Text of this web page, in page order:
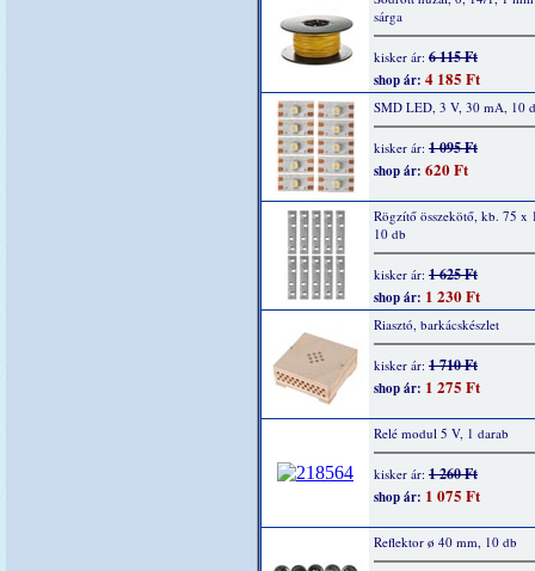
sárga
kisker ár: 6 115 Ft
shop ár: 4 185 Ft
SMD LED, 3 V, 30 mA, 10
kisker ár: 1 095 Ft
shop ár: 620 Ft
Rögzítő összekötő, kb. 75 x
10 db
kisker ár: 1 625 Ft
shop ár: 1 230 Ft
Riasztó, barkácskészlet
kisker ár: 1 710 Ft
shop ár: 1 275 Ft
Relé modul 5 V, 1 darab
kisker ár: 1 260 Ft
shop ár: 1 075 Ft
Reflektor ø 40 mm, 10 db